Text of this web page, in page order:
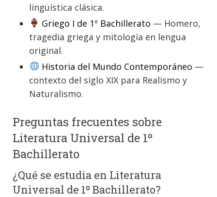
lingüística clásica.
Griego I de 1º Bachillerato — Homero,
tragedia griega y mitología en lengua
original.
Historia del Mundo Contemporáneo —
contexto del siglo XIX para Realismo y
Naturalismo.
Preguntas frecuentes sobre
Literatura Universal de 1º
Bachillerato
¿Qué se estudia en Literatura
Universal de 1º Bachillerato?